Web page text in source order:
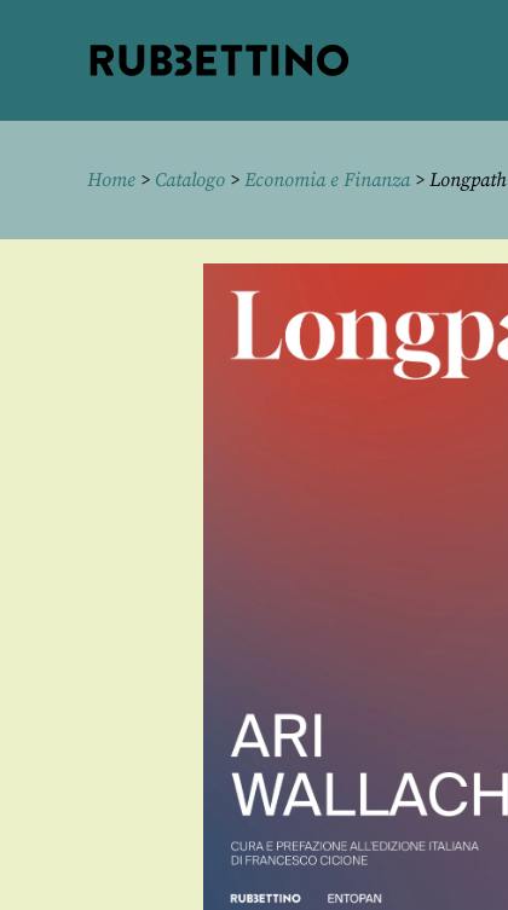
Home > Catalogo > Economia e Finanza> Longpath